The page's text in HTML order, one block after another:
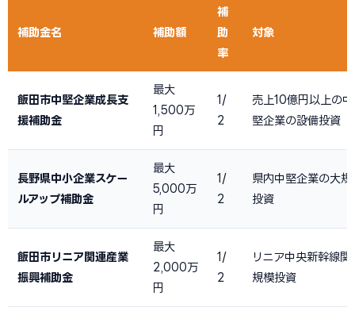
補助金名 補助額
補
助
率
対象
飯田市中堅企業成長支
援補助金
最大
1,500万
円
1/
2
売上10億円以上の
堅企業の設備投資
長野県中小企業スケー
ルアップ補助金
最大
5,000万
円
1/
2
県内中堅企業の大規
投資
飯田市リニア関連産業
振興補助金
最大
2,000万
円
1/
2
リニア中央新幹線関
規模投資